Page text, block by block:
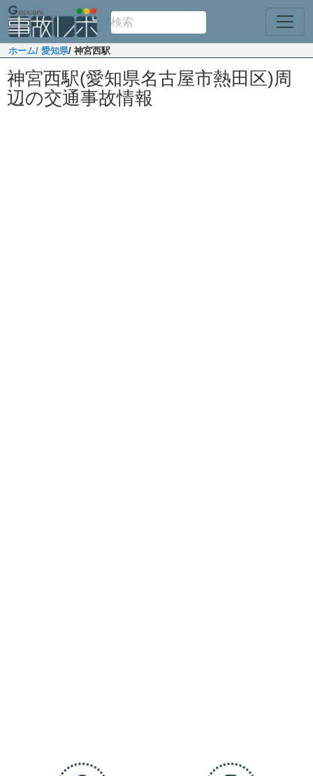
ホーム/ 愛知県/ 神宮西駅
神宮西駅(愛知県名古屋市熱田区)周
辺の交通事故情報